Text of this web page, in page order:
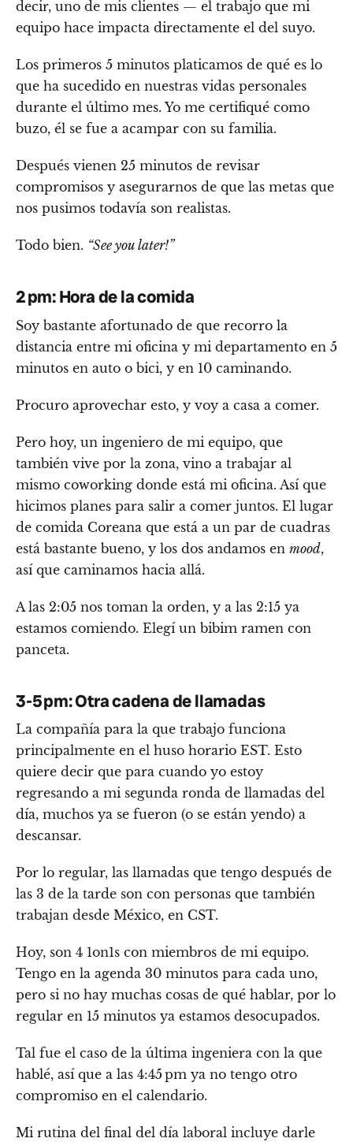
decir, uno de mis clientes — el trabajo que mi
equipo hace impacta directamente el del suyo.
Los primeros 5 minutos platicamos de qué es lo
que ha sucedido en nuestras vidas personales
durante el último mes. Yo me certifiqué como
buzo, él se fue a acampar con su familia.
Después vienen 25 minutos de revisar
compromisos y asegurarnos de que las metas que
nos pusimos todavía son realistas.
Todo bien. “See you later!”
2 pm: Hora de la comida
Soy bastante afortunado de que recorro la
distancia entre mi oficina y mi departamento en 5
minutos en auto o bici, y en 10 caminando.
Procuro aprovechar esto, y voy a casa a comer.
Pero hoy, un ingeniero de mi equipo, que
también vive por la zona, vino a trabajar al
mismo coworking donde está mi oficina. Así que
hicimos planes para salir a comer juntos. El lugar
de comida Coreana que está a un par de cuadras
está bastante bueno, y los dos andamos en mood,
así que caminamos hacia allá.
A las 2:05 nos toman la orden, y a las 2:15 ya
estamos comiendo. Elegí un bibim ramen con
panceta.
3-5 pm: Otra cadena de llamadas
La compañía para la que trabajo funciona
principalmente en el huso horario EST. Esto
quiere decir que para cuando yo estoy
regresando a mi segunda ronda de llamadas del
día, muchos ya se fueron (o se están yendo) a
descansar.
Por lo regular, las llamadas que tengo después de
las 3 de la tarde son con personas que también
trabajan desde México, en CST.
Hoy, son 4 1on1s con miembros de mi equipo.
Tengo en la agenda 30 minutos para cada uno,
pero si no hay muchas cosas de qué hablar, por lo
regular en 15 minutos ya estamos desocupados.
Tal fue el caso de la última ingeniera con la que
hablé, así que a las 4:45 pm ya no tengo otro
compromiso en el calendario.
Mi rutina del final del día laboral incluye darle